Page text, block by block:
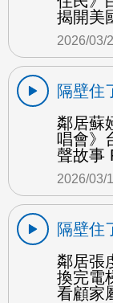
揭開美
2026/03/
隔壁住
鄰居蘇
唱會》
聲故事
2026/03/
隔壁住
鄰居張
換完電
看顧家